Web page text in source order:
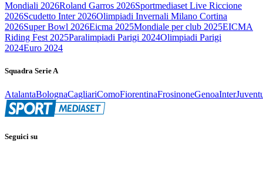
Mondiali 2026Roland Garros 2026Sportmediaset Live Riccione
2026Scudetto Inter 2026Olimpiadi Invernali Milano Cortina
2026Super Bowl 2026Eicma 2025Mondiale per club 2025EICMA
Riding Fest 2025Paralimpiadi Parigi 2024Olimpiadi Parigi
2024Euro 2024
Squadra Serie A
AtalantaBolognaCagliariComoFiorentinaFrosinoneGenoaInter
Seguici su